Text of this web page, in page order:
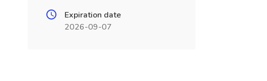
Expiration date
2026-09-07